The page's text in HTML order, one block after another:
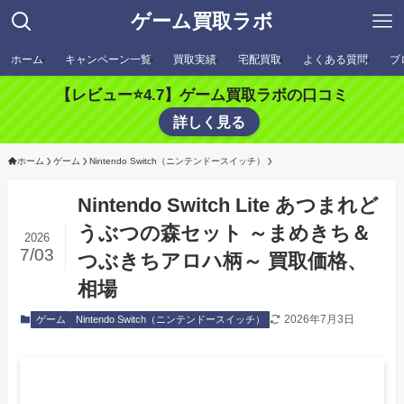
ゲーム買取ラボ
ホーム キャンペーン一覧 買取実績 宅配買取 よくある質問 ブ
【レビュー⭐️4.7】ゲーム買取ラボの口コミ
詳しく見る
ホーム ゲーム Nintendo Switch（ニンテンドースイッチ）
Nintendo Switch Lite あつまれど
うぶつの森セット ～まめきち＆
つぶきちアロハ柄～ 買取価格、
相場
2026
7/03
ゲーム Nintendo Switch（ニンテンドースイッチ） 2026年7月3日